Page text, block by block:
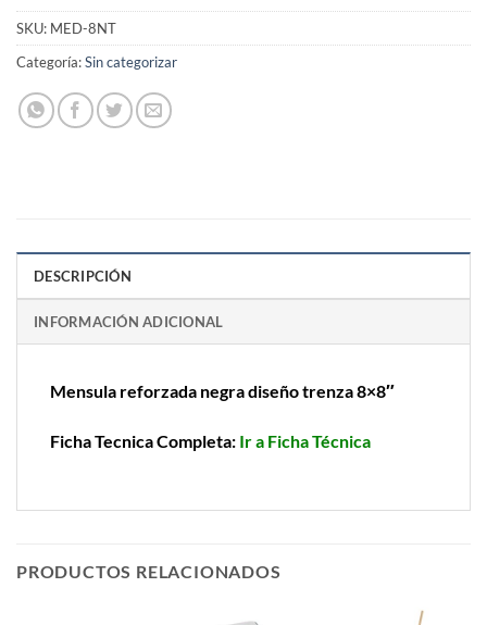
SKU: MED-8NT
Categoría:Sin categorizar
DESCRIPCIÓN
INFORMACIÓN ADICIONAL
Mensula reforzada negra diseño trenza 8×8″
Ficha Tecnica Completa: Ir a Ficha Técnica
PRODUCTOS RELACIONADOS